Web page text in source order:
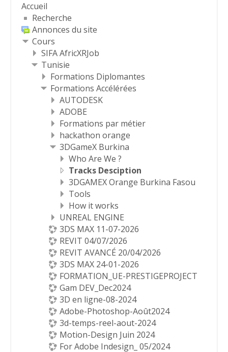
Accueil
Recherche
Annonces du site
Cours
SIFA AfricXRJob
Tunisie
Formations Diplomantes
Formations Accélérées
AUTODESK
ADOBE
Formations par métier
hackathon orange
3DGameX Burkina
Who Are We ?
Tracks Desciption
3DGAMEX Orange Burkina Fasou
Tools
How it works
UNREAL ENGINE
3DS MAX 11-07-2026
REVIT 04/07/2026
REVIT AVANCÉ 20/04/2026
3DS MAX 24-01-2026
FORMATION_UE-PRESTIGEPROJECT
Gam DEV_Dec2024
3D en ligne-08-2024
Adobe-Photoshop-Août2024
3d-temps-reel-aout-2024
Motion-Design Juin 2024
For Adobe Indesign_ 05/2024